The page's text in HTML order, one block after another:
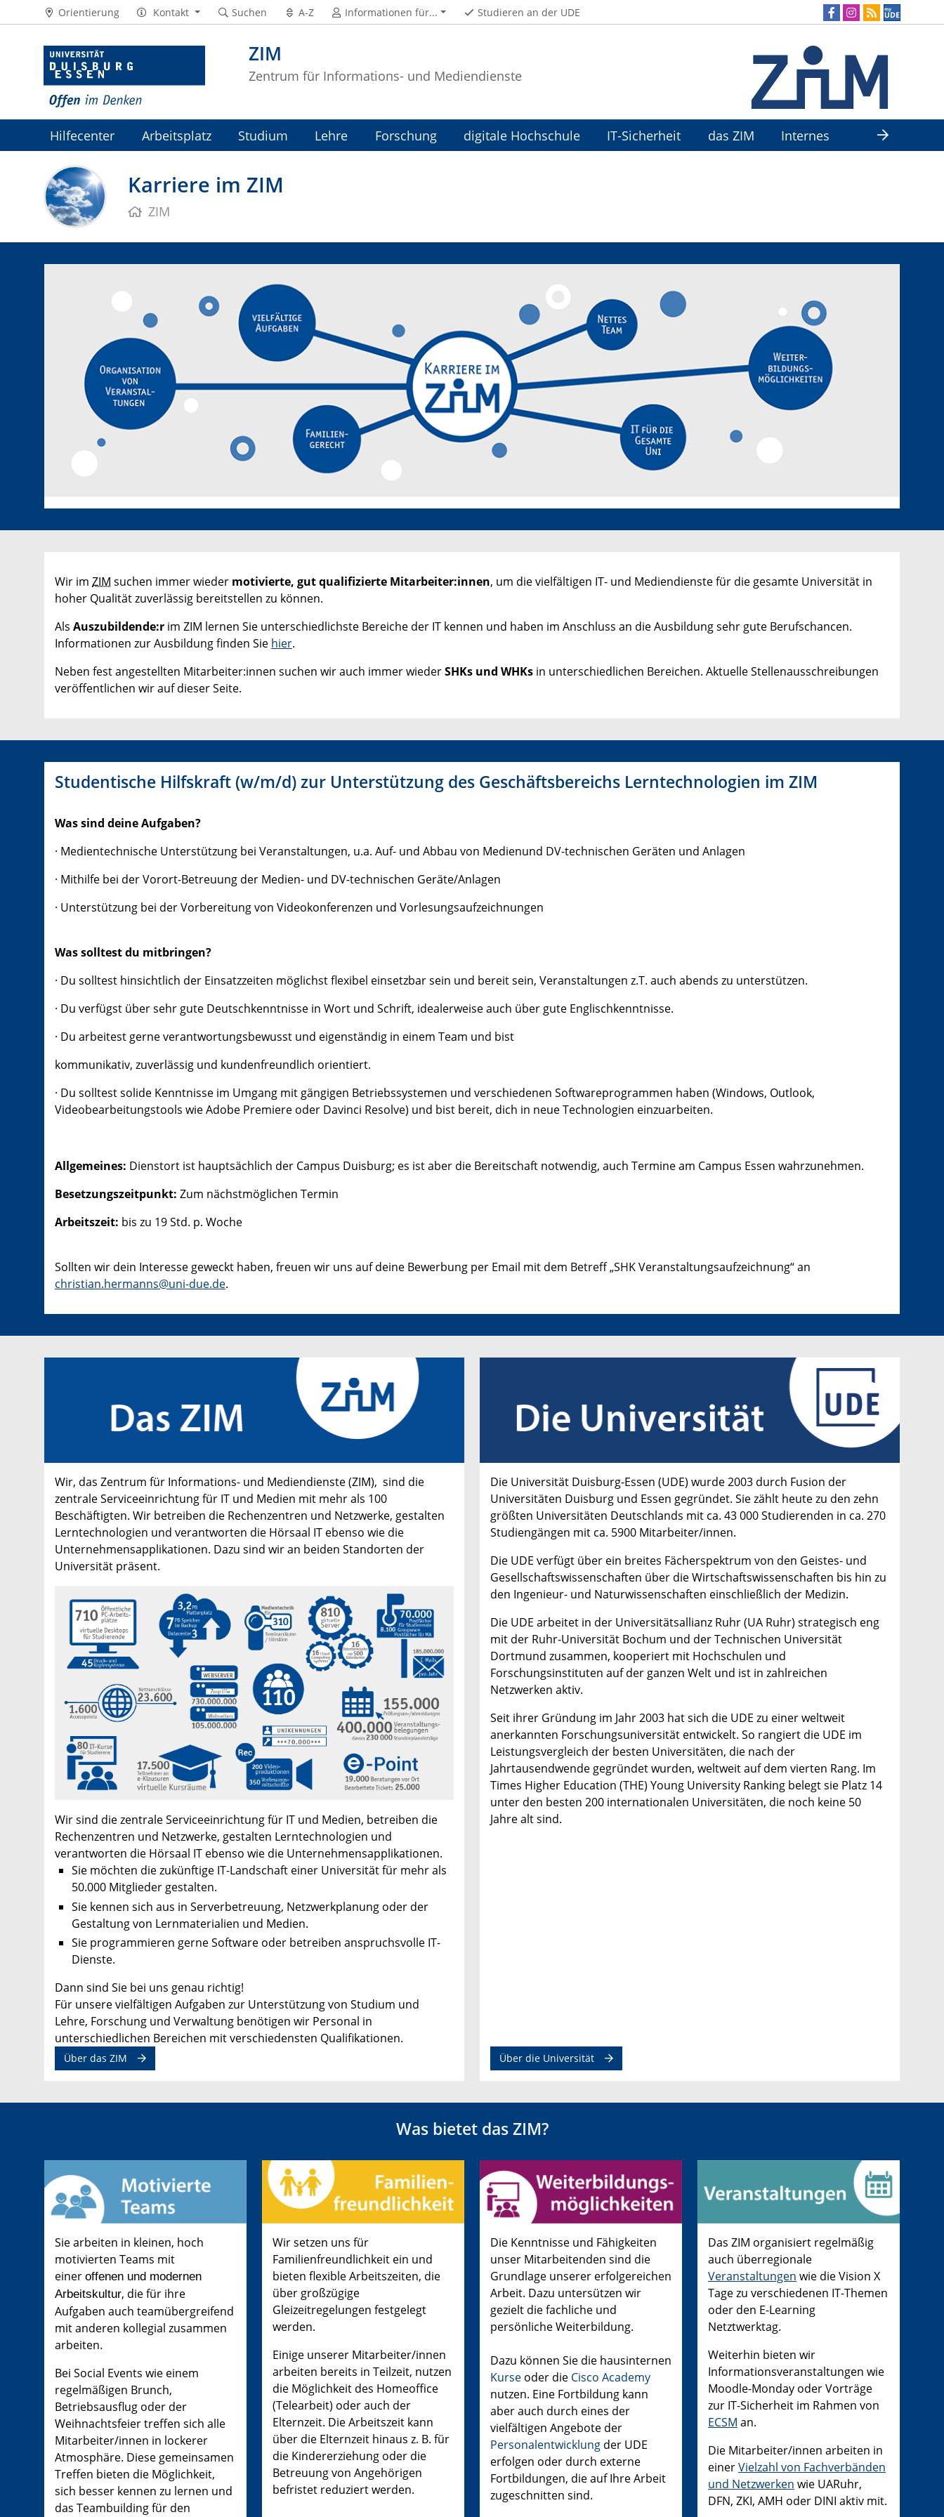
ZIM
Zentrum für Informations- und Mediendienste
Orientierung Kontakt Suchen A-Z Informationen für... Studieren an der UDE
Hilfecenter Arbeitsplatz Studium Lehre Forschung digitale Hochschule IT-Sicherheit das ZIM
Internes
ZIM-Intranet
Karriere im ZIM
ZIM
Wir im ZIM suchen immer wieder motivierte, gut qualifizierte Mitarbeiter:innen, um die vielfältigen IT- und Mediendienste für die gesamte Universität in
hoher Qualität zuverlässig bereitstellen zu können.
Als Auszubildende:r im ZIM lernen Sie unterschiedlichste Bereiche der IT kennen und haben im Anschluss an die Ausbildung sehr gute Berufschancen.
Informationen zur Ausbildung finden Sie hier.
Neben fest angestellten Mitarbeiter:innen suchen wir auch immer wiederSHKs und WHKs in unterschiedlichen Bereichen. Aktuelle Stellenausschreibungen
veröffentlichen wir auf dieser Seite.
Studentische Hilfskraft (w/m/d) zur Unterstützung des Geschäftsbereichs Lerntechnologien im ZIM
Was sind deine Aufgaben?
· Medientechnische Unterstützung bei Veranstaltungen, u.a. Auf- und Abbau von Medienund DV-technischen Geräten und Anlagen
· Mithilfe bei der Vorort-Betreuung der Medien- und DV-technischen Geräte/Anlagen
· Unterstützung bei der Vorbereitung von Videokonferenzen und Vorlesungsaufzeichnungen
Was solltest du mitbringen?
· Du solltest hinsichtlich der Einsatzzeiten möglichst flexibel einsetzbar sein und bereit sein, Veranstaltungen z.T. auch abends zu unterstützen.
· Du verfügst über sehr gute Deutschkenntnisse in Wort und Schrift, idealerweise auch über gute Englischkenntnisse.
· Du arbeitest gerne verantwortungsbewusst und eigenständig in einem Team und bist
kommunikativ, zuverlässig und kundenfreundlich orientiert.
· Du solltest solide Kenntnisse im Umgang mit gängigen Betriebssystemen und verschiedenen Softwareprogrammen haben (Windows, Outlook,
Videobearbeitungstools wie Adobe Premiere oder Davinci Resolve) und bist bereit, dich in neue Technologien einzuarbeiten.
Allgemeines: Dienstort ist hauptsächlich der Campus Duisburg; es ist aber die Bereitschaft notwendig, auch Termine am Campus Essen wahrzunehmen.
Besetzungszeitpunkt: Zum nächstmöglichen Termin
Arbeitszeit: bis zu 19 Std. p. Woche
Sollten wir dein Interesse geweckt haben, freuen wir uns auf deine Bewerbung per Email mit dem Betreff „SHK Veranstaltungsaufzeichnung“an
christian.hermanns@uni-due.de.
Wir, das Zentrum für Informations- und Mediendienste (ZIM), sind die
zentrale Serviceeinrichtung für IT und Medien mit mehr als 100
Beschäftigten. Wir betreiben die Rechenzentren und Netzwerke, gestalten
Lerntechnologien und verantworten die Hörsaal IT ebenso wie die
Unternehmensapplikationen. Dazu sind wir an beiden Standorten der
Universität präsent.
Wir sind die zentrale Serviceeinrichtung für IT und Medien, betreiben die
Rechenzentren und Netzwerke, gestalten Lerntechnologien und
verantworten die Hörsaal IT ebenso wie die Unternehmensapplikationen.
Sie möchten die zukünftige IT-Landschaft einer Universität für mehr als
50.000 Mitglieder gestalten.
Sie kennen sich aus in Serverbetreuung, Netzwerkplanung oder der
Gestaltung von Lernmaterialien und Medien.
Sie programmieren gerne Software oder betreiben anspruchsvolle IT-
Dienste.
Dann sind Sie bei uns genau richtig!
Für unsere vielfältigen Aufgaben zur Unterstützung von Studium und
Lehre, Forschung und Verwaltung benötigen wir Personal in
unterschiedlichen Bereichen mitverschiedensten Qualifikationen.
Über das ZIM
Die Universität Duisburg-Essen (UDE) wurde 2003 durch Fusion der
Universitäten Duisburg und Essen gegründet. Sie zählt heute zu den zehn
größten Universitäten Deutschlands mit ca. 43 000 Studierenden in ca. 270
Studiengängen mit ca. 5900 Mitarbeiter/innen.
Die UDE verfügt über ein breites Fächerspektrum von den Geistes- und
Gesellschaftswissenschaften über die Wirtschaftswissenschaften bis hin zu
den Ingenieur- und Naturwissenschaften einschließlich der Medizin.
Die UDE arbeitet in der Universitätsallianz Ruhr (UA Ruhr) strategisch eng
mit der Ruhr-Universität Bochum und der Technischen Universität
Dortmund zusammen, kooperiert mit Hochschulen und
Forschungsinstituten auf der ganzen Welt und ist in zahlreichen
Netzwerken aktiv.
Seit ihrer Gründung im Jahr 2003 hat sich die UDE zu einer weltweit
anerkannten Forschungsuniversität entwickelt. So rangiert die UDE im
Leistungsvergleich der besten Universitäten, die nach der
Jahrtausendwende gegründet wurden, weltweit auf dem vierten Rang. Im
Times Higher Education (THE) Young University Ranking belegt sie Platz 14
unter den besten 200 internationalen Universitäten, die noch keine 50
Jahre alt sind.
Über die Universität
Was bietet das ZIM?
Sie arbeiten in kleinen, hoch
motivierten Teams mit
einer offenen und modernen
Arbeitskultur, die für ihre
Aufgaben auch teamübergreifend
mit anderen kollegial zusammen
arbeiten.
Bei Social Events wie einem
regelmäßigen Brunch,
Betriebsausflug oder der
Weihnachtsfeier treffen sich alle
Mitarbeiter/innen in lockerer
Atmosphäre. Diese gemeinsamen
Treffen bieten die Möglichkeit,
sich besser kennen zu lernen und
das Teambuilding für den
Wir setzen uns für
Familienfreundlichkeit ein und
bieten flexible Arbeitszeiten, die
über großzügige
Gleizeitregelungen festgelegt
werden.
Einige unserer Mitarbeiter/innen
arbeiten bereits in Teilzeit, nutzen
die Möglichkeit des Homeoffice
(Telearbeit) oder auch der
Elternzeit. Die Arbeitszeit kann
über die Elternzeit hinaus z. B. für
die Kindererziehung oder die
Betreuung von Angehörigen
befristet reduziert werden.
Die Kenntnisse und Fähigkeiten
unser Mitarbeitenden sind die
Grundlage unserer erfolgereichen
Arbeit. Dazu untersützen wir
gezielt die fachliche und
persönliche Weiterbildung.
Dazu können Sie die hausinternen
Kurse oder die Cisco Academy
nutzen. Eine Fortbildung kann
aber auch durch eines der
vielfältigen Angebote der
Personalentwicklung der UDE
erfolgen oder durch externe
Fortbildungen, die auf Ihre Arbeit
zugeschnitten sind.
Das ZIM organisiert regelmäßig
auch überregionale
Veranstaltungen wie die Vision X
Tage zu verschiedenen IT-Themen
oder den E-Learning
Netztwerktag.
Weiterhin bieten wir
Informationsveranstaltungen wie
Moodle-Monday oder Vorträge
zur IT-Sicherheit im Rahmen von
ECSM an.
Die Mitarbeiter/innen arbeiten in
einerVielzahl von Fachverbänden
und Netzwerken wie UARuhr,
DFN, ZKI, AMH oder DINI aktiv mit.